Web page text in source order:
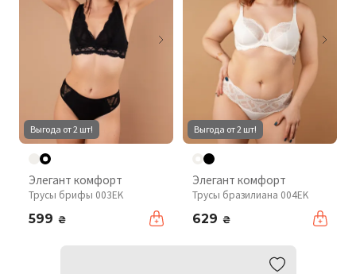
Выгода от 2 шт!
Элегант комфорт
Трусы брифы 003EK
599 ₴
Выгода от 2 шт!
Элегант комфорт
Трусы бразилиана 004EK
629 ₴